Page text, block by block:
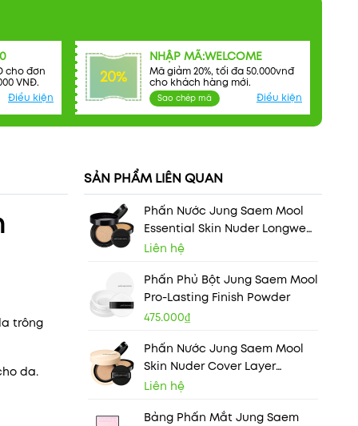
cho đơn
VNĐ.
Điều kiện
20%
NHẬP MÃ:WELCOME
Mã giảm 20%, tối đa 50.000vnđ
cho khách hàng mới.
Sao chép mã Điều kiện
trông
da.
SẢN PHẨM LIÊN QUAN
Phấn Nước Jung Saem Mool
Essential Skin Nuder Longwear
Cushion (Kèm Refill)
Liên hệ
Phấn Phủ Bột Jung Saem Mool
Pro-Lasting Finish Powder
475.000₫
Phấn Nước Jung Saem Mool
Skin Nuder Cover Layer
Cushion
Liên hệ
Bảng Phấn Mắt Jung Saem